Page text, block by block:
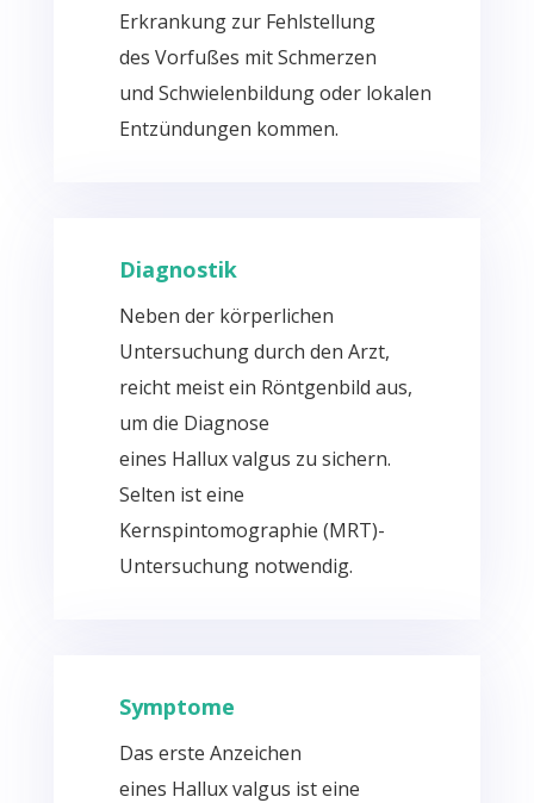
Erkrankung zur Fehlstellung
des Vorfußes mit Schmerzen
und Schwielenbildungoder lokalen
Entzündungen kommen.
Diagnostik
Neben der körperlichen
Untersuchung durch den Arzt,
reicht meist ein Röntgenbild aus,
um die Diagnose
eines Halluxvalgus zu sichern.
Selten ist eine
Kernspintomographie (MRT)-
Untersuchung notwendig.
Symptome
Das erste Anzeichen
eines Halluxvalgus ist eine